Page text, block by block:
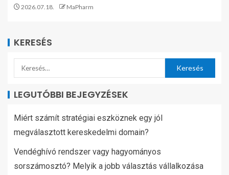
2026.07.18. MaPharm
KERESÉS
LEGUTÓBBI BEJEGYZÉSEK
Miért számít stratégiai eszköznek egy jól
megválasztott kereskedelmi domain?
Vendéghívó rendszer vagy hagyományos
sorszámosztó? Melyik a jobb választás vállalkozása